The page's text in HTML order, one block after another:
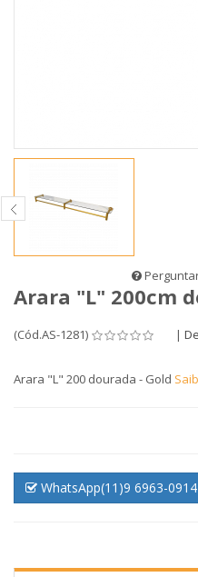
Arara "L" 200cm
(Cód.AS-1281) |
Arara "L" 200 dourada - Gold
WhatsApp(11)9 6963-0914